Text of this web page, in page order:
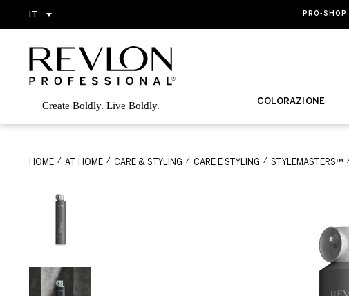
IT PRO-SHOP
COLORAZIONE
HOME AT HOME CARE & STYLING CARE E STYLING STYLEMASTERS™